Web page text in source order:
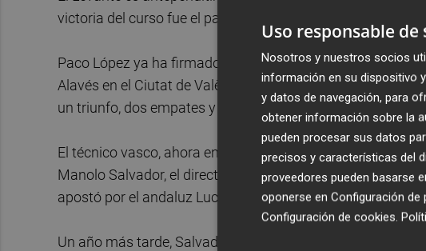
victoria del curso fue el pasado 27 de septiembre en El
Paco López ya ha firmado su peor arranque como
Alavés en el Ciutat de València calcará la mala racha de
un triunfo, dos empates y cinco derrotas en las primeras
El técnico vasco, ahora en el Eibar, fue destituido tras
Manolo Salvador, el director deportivo entonces y que
apostó por el andaluz Lucas Alcaraz.
Un año más tarde, Salvador sostuvo en el cargo una
Uso responsable de
Nosotros y nuestros socios
información en su dispositivo
y datos de navegación, para
obtener información sobre la
pueden procesar sus datos
precisos y características del
proveedores pueden basarse
oponerse en Configuración de
Configuración de cookies.